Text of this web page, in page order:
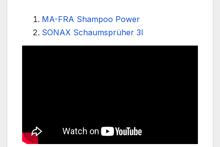
MA-FRA Shampoo Power
SONAX Schaumsprüher 3l